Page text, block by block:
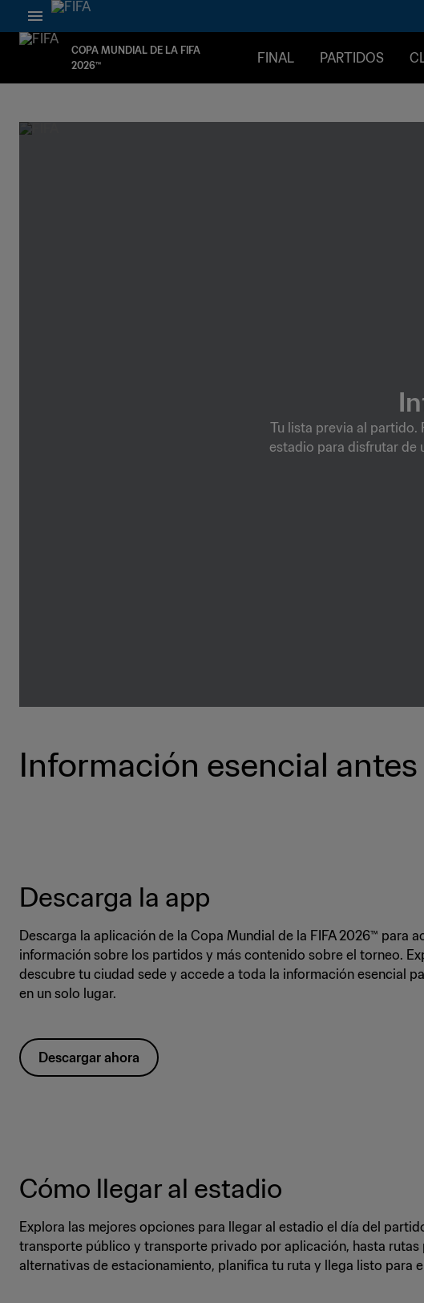
COPA MUNDIAL DE LA FIFA
2026™
FINAL PARTIDOS
Tu lista previa al partido.
estadio para disfrutar de
Información esencial
Descarga la app
Descarga la aplicación de la Copa Mundial de la FIFA 2026™ para
información sobre los partidos y más contenido sobre el torneo.
descubre tu ciudad sede y accede a toda la información esencial
en un solo lugar.
Descargar ahora
Cómo llegar al estadio
Explora las mejores opciones para llegar al estadio el día del
transporte público y transporte privado por aplicación, hasta rutas
alternativas de estacionamiento, planifica tu ruta y llega listo para